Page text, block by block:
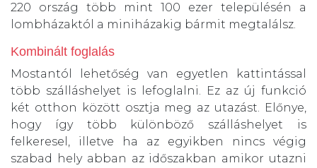
220 ország több mint 100 ezer településén a
lombházaktól a miniházakig bármit megtalálsz.
Kombinált foglalás
Mostantól lehetőség van egyetlen kattintással
több szálláshelyet is lefoglalni. Ez az új funkció
két otthon között osztja meg az utazást. Előnye,
hogy így több különböző szálláshelyet is
felkeresel, illetve ha az egyikben nincs végig
szabad hely abban az időszakban amikor utazni